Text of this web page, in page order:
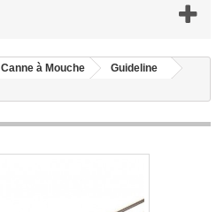
Canne à Mouche
Guideline